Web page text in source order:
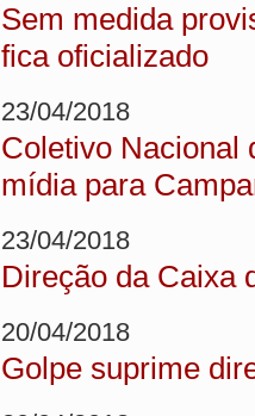
Sem medida
fica oficializado
23/04/2018
Coletivo Nacional
mídia para
23/04/2018
Direção da Caixa
20/04/2018
Golpe suprime